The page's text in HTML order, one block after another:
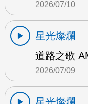
2026/07/10
星光燦爛
道路之歌
2026/07/09
星光燦爛